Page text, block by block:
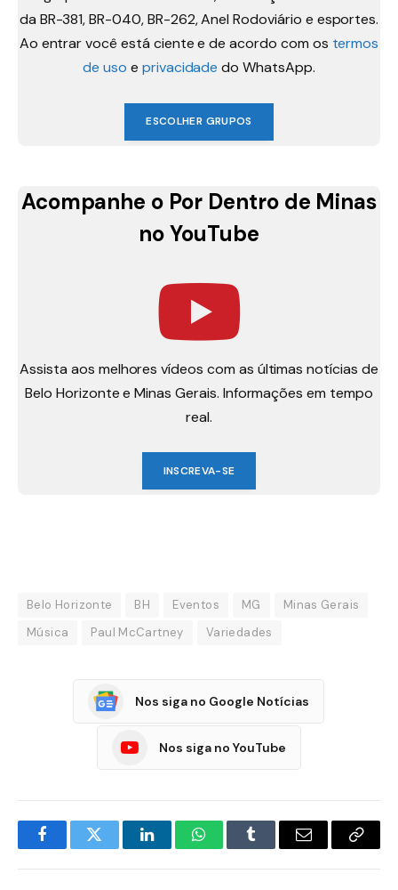
da BR-381, BR-040, BR-262, Anel Rodoviário e esportes.
Ao entrar você está ciente e de acordo com os termos
de uso e privacidade do WhatsApp.
ESCOLHER GRUPOS
Acompanhe o Por Dentro de Minas
no YouTube
Assista aos melhores vídeos com as últimas notícias de
Belo Horizonte e Minas Gerais. Informações em tempo
real.
INSCREVA-SE
Belo Horizonte BH Eventos MG
Minas Gerais
Música
Paul McCartney Variedades
Nos siga no Google Notícias
Nos siga no YouTube
FacebookTwitter LinkedInWhatsAppTumblr E-
Copiar